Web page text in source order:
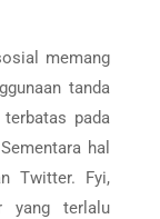
memang
tanda
pada
hal
Twitter. Fyi,
yang terlalu